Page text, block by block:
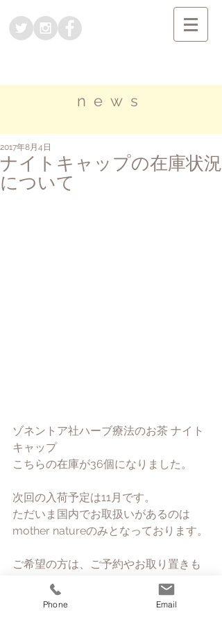
news
ナイトキャップの在庫状況
について
2017年8月4日
ゾネントア社ハーブ療法のお茶 ナイト
キャップ
こちらの在庫が36個になりました。
次回の入荷予定は11月です。
ただいま国内でお取扱いがあるのは
mother natureのみとなっております。
ご希望の方は、ご予約やお取り置きも
可能ですので
Phone Email